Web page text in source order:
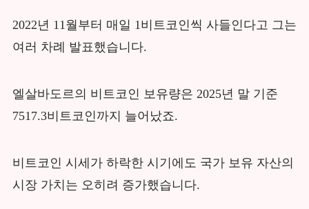
2022년 11월부터 매일 1비트코인씩 사들인다고 그는
여러 차례 발표했습니다.
엘살바도르의 비트코인 보유량은 2025년 말 기준
7517.3비트코인까지 늘어났죠.
비트코인 시세가 하락한 시기에도 국가 보유 자산의
시장 가치는 오히려 증가했습니다.